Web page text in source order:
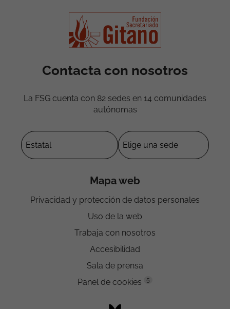
Contacta con nosotros
La FSG cuenta con 82 sedes en 14 comunidades
autónomas
Mapa web
Privacidad y protección de datos personales
Uso de la web
Trabaja con nosotros
Accesibilidad
Sala de prensa
Panel de cookies
5